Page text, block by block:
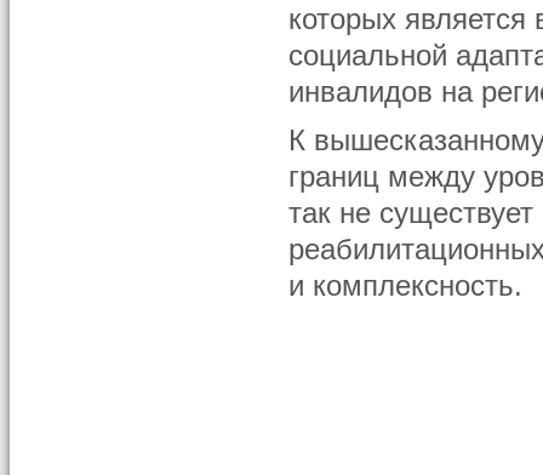
которых
социальной
инвалидов на
К
границ между
так не
и комплексность.